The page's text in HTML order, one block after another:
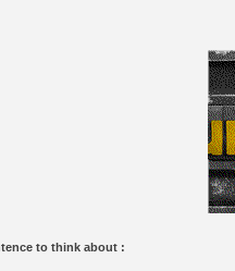
to think about :